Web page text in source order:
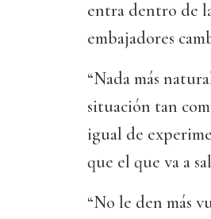
entra dentro de
embajadores
“Nada más
situación tan
igual de
que el que va a
“No le den más